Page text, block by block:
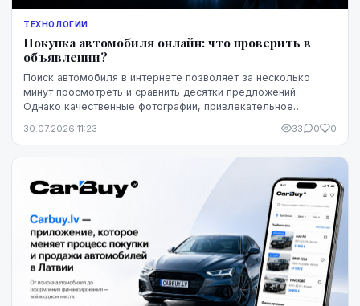
ТЕХНОЛОГИИ
Покупка автомобиля онлайн: что проверить в
объявлении?
Поиск автомобиля в интернете позволяет за несколько
минут просмотреть и сравнить десятки предложений.
Однако качественные фотографии, привлекательное
30.07.2026 11:23 33 0 0